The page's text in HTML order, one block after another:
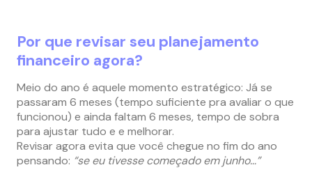
Por que revisar seu planejamento
financeiro agora?
Meio do ano é aquele momento estratégico: Já se
passaram 6 meses (tempo suficiente pra avaliar o que
funcionou) e ainda faltam 6 meses, tempo de sobra
para ajustar tudo e e melhorar.
Revisar agora evita que você chegue no fim do ano
pensando: “se eu tivesse começado em junho…”